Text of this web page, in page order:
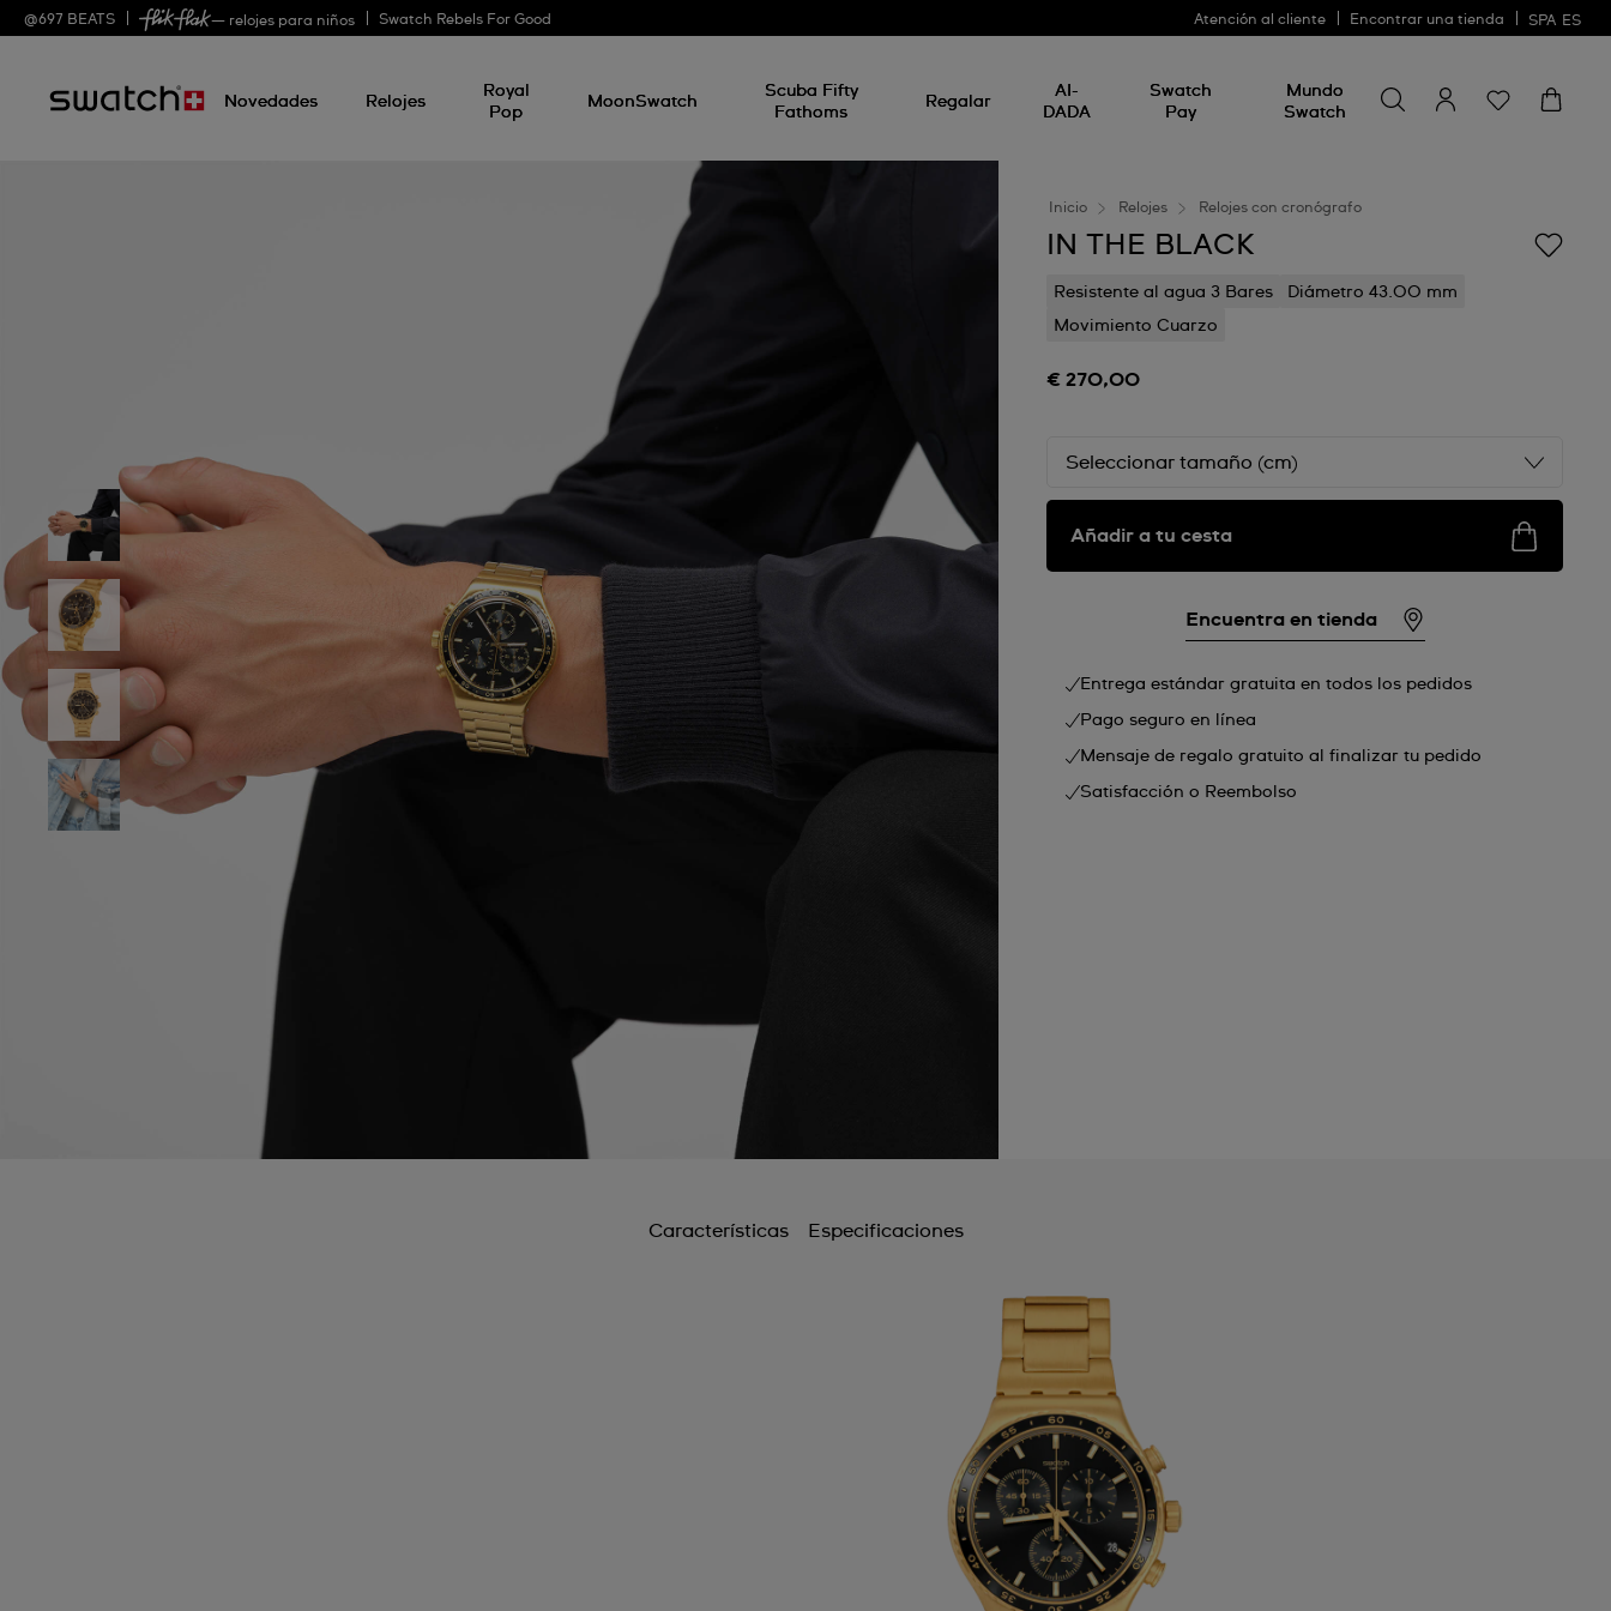
@697 BEATS — relojes para niños Swatch Rebels For Good Atención al cliente Encontrar una tienda SPA ES
Novedades Relojes
Royal
Pop
MoonSwatch
Scuba Fifty
Fathoms
Regalar
AI-
DADA
Swatch
Pay
Mundo
Swatch
algo
Inicio Relojes Relojes con cronógrafo
IN THE BLACK
Resistente al agua 3 Bares
Diámetro 43.00 mm
Movimiento Cuarzo
€ 270,00
Seleccionar tamaño (cm)
Añadir a tu cesta
Encuentra en tienda
Entrega estándar gratuita en todos los pedidos
Pago seguro en línea
Mensaje de regalo gratuito al finalizar tu pedido
Satisfacción o Reembolso
Características Especificaciones